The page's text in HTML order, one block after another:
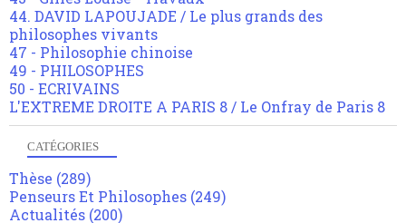
44. DAVID LAPOUJADE / Le plus grands des
philosophes vivants
47 - Philosophie chinoise
49 - PHILOSOPHES
50 - ECRIVAINS
L'EXTREME DROITE A PARIS 8 / Le Onfray de Paris 8
CATÉGORIES
Thèse (289)
Penseurs Et Philosophes (249)
Actualités (200)